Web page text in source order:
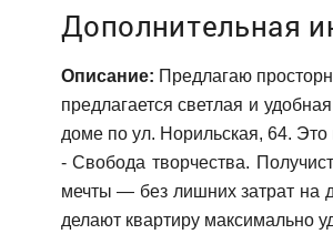
Дополнительная
Описание: Предлагаю
предлагается светлая и
доме по ул. Норильская, 64.
- Свобода творчества.
мечты — без лишних затрат на
делают квартиру максимально